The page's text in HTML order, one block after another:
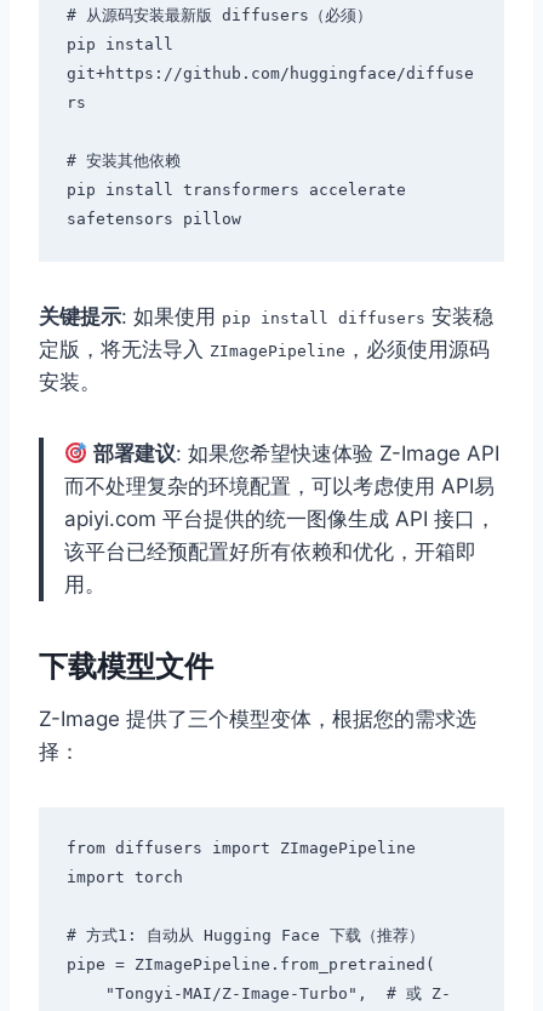
# 从源码安装最新版 diffusers（必须）
pip install
git+https://github.com/huggingface/diffuse
rs
# 安装其他依赖
pip install transformers accelerate
safetensors pillow
关键提示: 如果使用 pip install diffusers 安装稳
定版，将无法导入 ZImagePipeline ，必须使用源码
安装。
部署建议: 如果您希望快速体验 Z-Image API
而不处理复杂的环境配置，可以考虑使用 API易
apiyi.com 平台提供的统一图像生成 API 接口，
该平台已经预配置好所有依赖和优化，开箱即
用。
下载模型文件
Z-Image 提供了三个模型变体，根据您的需求选
择：
from diffusers import ZImagePipeline
import torch
# 方式1: 自动从 Hugging Face 下载（推荐）
pipe = ZImagePipeline.from_pretrained(